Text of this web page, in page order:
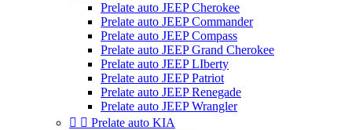
Prelate auto JEEP Cherokee
Prelate auto JEEP Commander
Prelate auto JEEP Compass
Prelate auto JEEP Grand Cherokee
Prelate auto JEEP LIberty
Prelate auto JEEP Patriot
Prelate auto JEEP Renegade
Prelate auto JEEP Wrangler
  Prelate auto KIA